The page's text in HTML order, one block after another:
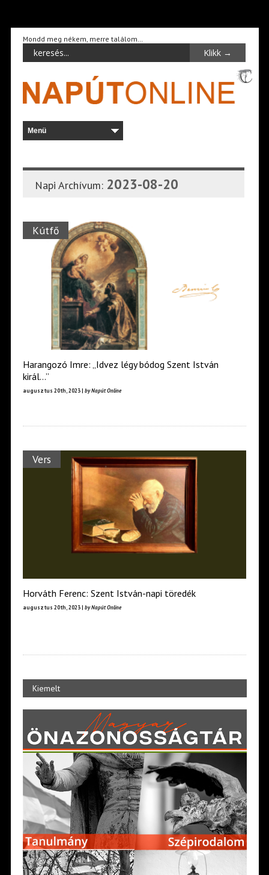
Mondd meg nékem, merre találom…
Napi Archívum: 2023-08-20
Kútfő
Harangozó Imre: „Idvez légy bódog Szent István
királ…”
augusztus 20th, 2023 | by Napút Online
Vers
Horváth Ferenc: Szent István-napi töredék
augusztus 20th, 2023 | by Napút Online
Kiemelt